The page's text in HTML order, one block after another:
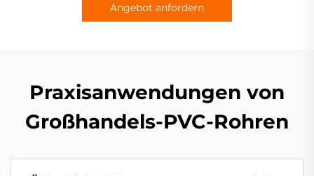
Angebot anfordern
Praxisanwendungen von
Großhandels-PVC-Rohren